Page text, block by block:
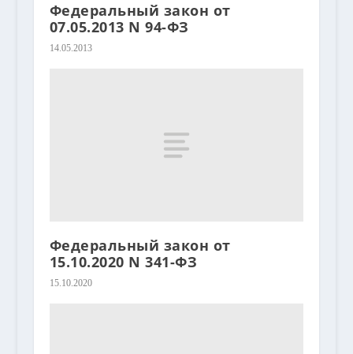
Федеральный закон от
07.05.2013 N 94-ФЗ
14.05.2013
Федеральный закон от
15.10.2020 N 341-ФЗ
15.10.2020